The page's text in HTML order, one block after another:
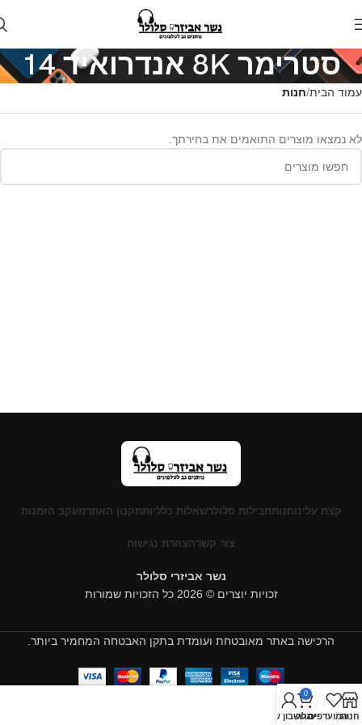
סטרימר 8K אנדרואיד 14
עמוד הבית חנות
לא נמצאו מוצרים התואמים את בחירתך.
קצת עלינוחנותחבילות סלולרשאלות כלליותתקנון האתרמעקב הזמנות
צור קשרהצהרת נגישות
נשר אביזרי סלולר
זכויות יוצרים © 2026 כל הזכויות שמורות
הרכישה באתר מאובטחת ועומדת בתקן האבטחה המחמיר ביותר.
חנותהמועדפים
0
עגלה
החשבון שלי